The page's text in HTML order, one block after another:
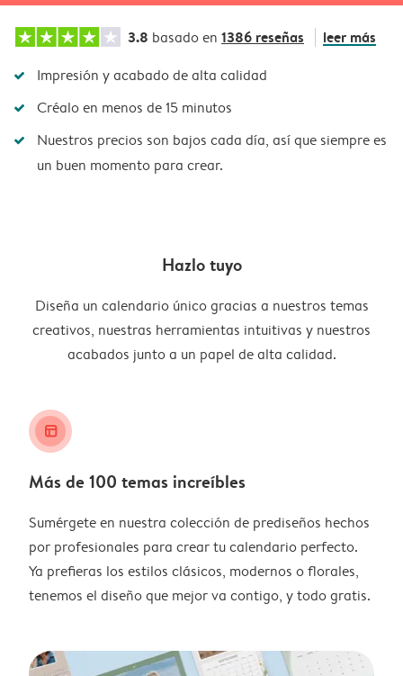
3.8 basado en 1386 reseñas leer más
Impresión y acabado de alta calidad
Créalo en menos de 15 minutos
Nuestros precios son bajos cada día, así que siempre es
un buen momento para crear.
Hazlo tuyo
Diseña un calendario único gracias a nuestros temas
creativos, nuestras herramientas intuitivas y nuestros
acabados junto a un papel de alta calidad.
layout_alt
Más de 100 temas increíbles
Sumérgete en nuestra colección de prediseños hechos
por profesionales para crear tu calendario perfecto.
Ya prefieras los estilos clásicos, modernos o florales,
tenemos el diseño que mejor va contigo, y todo gratis.